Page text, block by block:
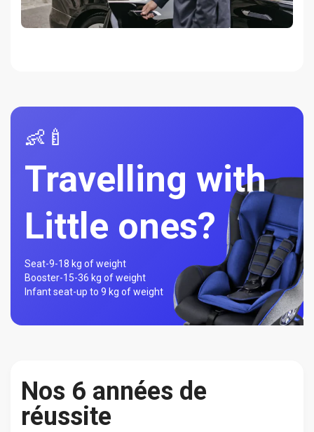
👶🍼
Travelling with
Little ones?
Seat-9-18 kg of weight
Booster-15-36 kg of weight
Infant seat-up to 9 kg of weight
Nos 6 années de
réussite